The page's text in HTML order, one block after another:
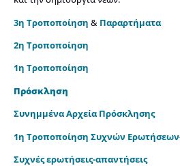
3η Τροποποίηση & Παραρτήματα
2η Τροποποίηση
1η Τροποποίηση
Πρόσκληση
Συνημμένα Αρχεία Πρόσκλησης
1η Τροποποίηση Συχνών
Συχνές ερωτήσεις-απαντήσεις